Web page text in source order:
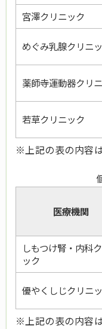
宮澤クリニック
めぐみ乳腺クリニ
薬師寺運動器クリ
若草クリニック
※上記の表の内容
医療機関
しもつけ腎・内科
ック
優やくしじクリニ
※上記の表の内容